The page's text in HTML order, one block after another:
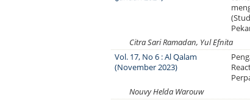
Citra Sari Ramadan, Yul Efnita
Vol. 17, No 6 : Al Qalam
(November 2023)
Nouvy Helda Warouw